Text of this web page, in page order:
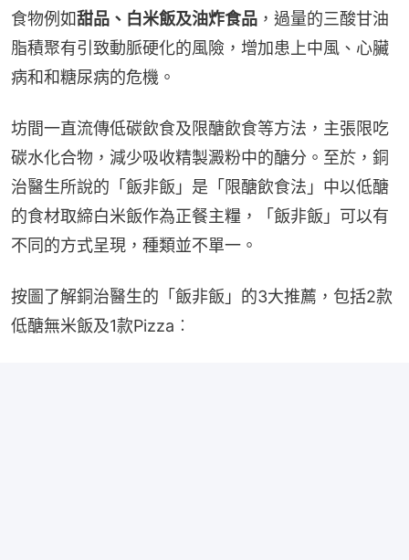
食物例如甜品、白米飯及油炸食品 ，過量的三酸甘油
脂積聚有引致動脈硬化的風險，增加患上中風、心臟
病和和糖尿病的危機。
坊間一直流傳低碳飲食及限醣飲食等方法，主張限吃
碳水化合物，減少吸收精製澱粉中的醣分。至於，銅
治醫生所說的「飯非飯」是「限醣飲食法」中以低醣
的食材取締白米飯作為正餐主糧，「飯非飯」可以有
不同的方式呈現，種類並不單一。
按圖了解銅治醫生的「飯非飯」的3大推薦，包括2款
低醣無米飯及1款Pizza︰